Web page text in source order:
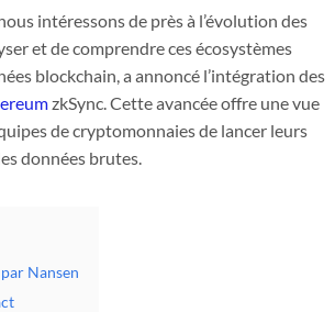
intéressons de près à l’évolution des
et de comprendre ces écosystèmes
blockchain, a annoncé l’intégration des
zkSync. Cette avancée offre une vue
de cryptomonnaies de lancer leurs
données brutes.
Nansen